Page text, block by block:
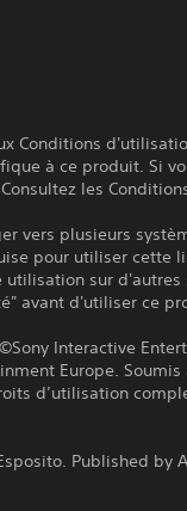
Conditions
à ce produit. Si
les
vers plusieurs
pour utiliser cette
sur d'autres
avant d'utiliser ce
Interactive
Europe.
d’utilisation
Published by